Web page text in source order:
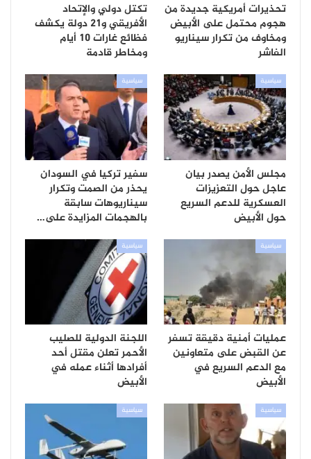
تحذيرات أمريكية جديدة من
هجوم محتمل على الأبيض
ومخاوف من تكرار سيناريو
الفاشر
تكتل دولي والإتحاد
الأفريقي و21 دولة يكشف
فظائع غارات 10 أيام
ومخاطر قادمة
سياسية
مجلس الأمن يصدر بيان
عاجل حول التعزيزات
العسكرية للدعم السريع
حول الأبيض
سياسية
سفير تركيا في السودان
يحذر من الصمت وتكرار
سيناريوهات سابقة
بالهجمات المزايدة على…
سياسية
عمليات أمنية دقيقة تسفر
عن القبض على متعاونين
مع الدعم السريع في
الأبيض
سياسية
اللجنة الدولية للصليب
الأحمر تعلن مقتل أحد
أفرادها أثناء عمله في
الأبيض
سياسية سياسية